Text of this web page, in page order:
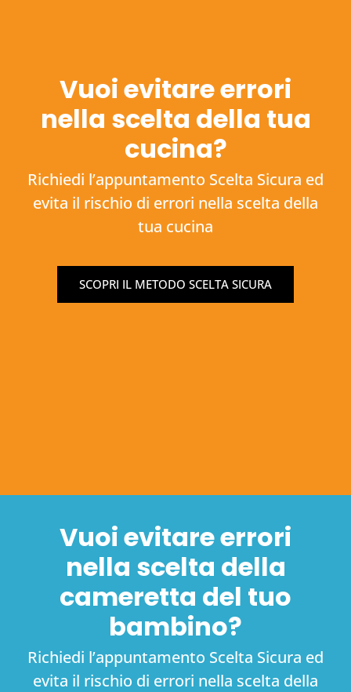
Vuoi evitare errori
nella scelta della tua
cucina?
Richiedi l’appuntamento Scelta Sicura ed
evita il rischio di errori nella scelta della
tua cucina
SCOPRI IL METODO SCELTA SICURA
Vuoi evitare errori
nella scelta della
cameretta del tuo
bambino?
Richiedi l’appuntamento Scelta Sicura ed
evita il rischio di errori nella scelta della